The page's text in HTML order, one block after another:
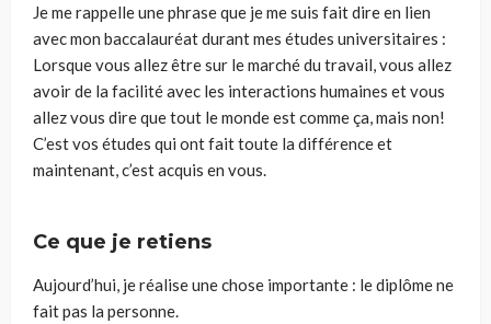
Je me rappelle une phrase que je me suis fait dire en lien
avec mon baccalauréat durant mes études universitaires :
Lorsque vous allez être sur le marché du travail, vous allez
avoir de la facilité avec les interactions humaines et vous
allez vous dire que tout le monde est comme ça, mais non!
C’est vos études qui ont fait toute la différence et
maintenant, c’est acquis en vous.
Ce que je retiens
Aujourd’hui, je réalise une chose importante : le diplôme ne
fait pas la personne.